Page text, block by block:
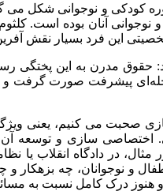
دوره کودکی و نوجوانی شکل
بسیار نقش آفرین بوده است. نمونه
حقوق مدرن به این پختگی
پیشرفت صورت گرفت و
صحبت می کنیم، یعنی
سازی و توسعه آن
مثال، در دادگاه انقلاب یا
هنوز درک کامل نسبت به